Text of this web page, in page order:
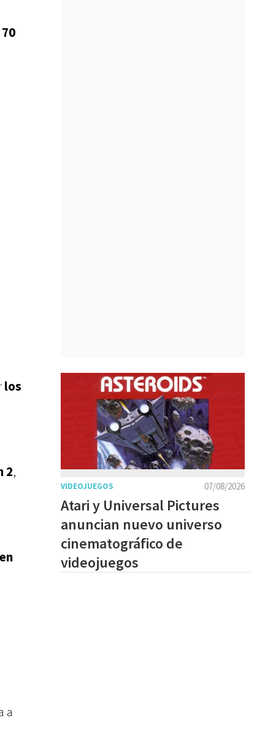
los
2,
a
07/08/2026
VIDEOJUEGOS
Atari y Universal Pictures
anuncian nuevo universo
cinematográfico de
videojuegos